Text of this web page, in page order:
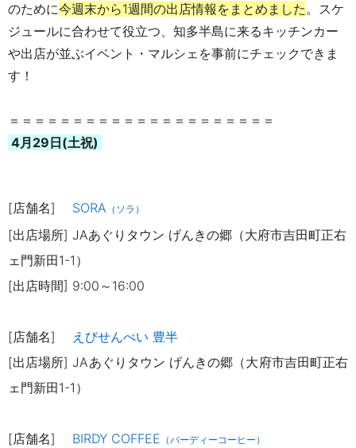
のために今週末から1週間の出店情報をまとめました。スケ
ジュールに合わせて役立つ、知多半島に来るキッチンカー
や出店が並ぶイベント・マルシェを事前にチェックできま
す！
＝＝＝＝＝＝＝＝＝＝＝＝＝＝＝＝＝＝＝＝＝
4月29日(土祝)
[店舗名] SORA （ソラ）
[出店場所] JAあぐりタウン げんきの郷（大府市吉田町正右
ェ門新田1-1）
[出店時間] 9:00～16:00
[店舗名]
えびせんべい 豊半
[出店場所] JAあぐりタウン げんきの郷（大府市吉田町正右
ェ門新田1-1）
[店舗名] BIRDY COFFEE （バーディーコーヒー）